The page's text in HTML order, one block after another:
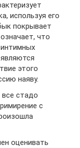
используя его
покрывает
что
этого
наяву.
стадо
с
оценивать